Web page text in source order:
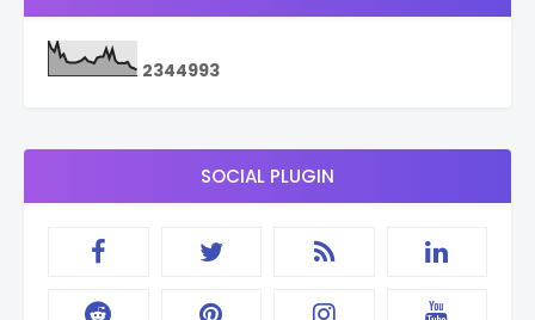
2344993
SOCIAL PLUGIN